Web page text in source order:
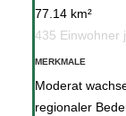
77.14 km²
435 Einwohner
MERKMALE
Moderat
regionaler